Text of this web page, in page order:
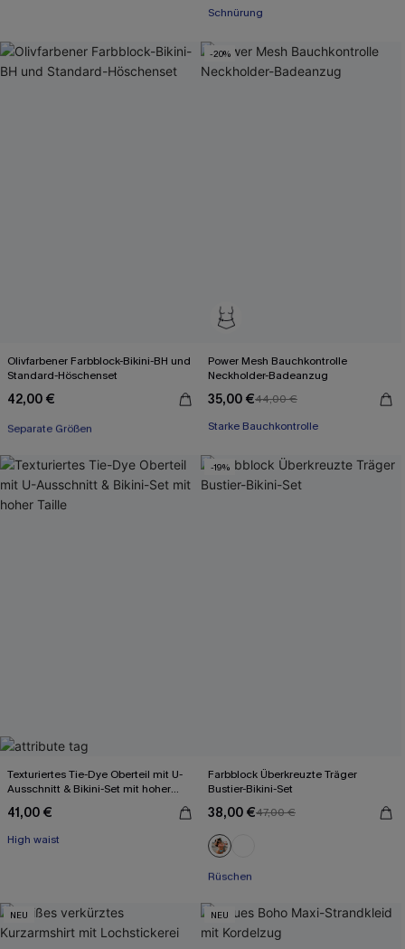
Schnürung
Olivfarbener Farbblock-Bikini-BH und
Standard-Höschenset
42,00 €
Mit Gratis-Maßband
Separate Größen
-20%
Power Mesh Bauchkontrolle
Neckholder-Badeanzug
35,00 €44,00 €
Starke Bauchkontrolle
Texturiertes Tie-Dye Oberteil mit U-
Ausschnitt & Bikini-Set mit hoher
41,00 €
High waist
-19%
Farbblock Überkreuzte Träger
Bustier-Bikini-Set
38,00 €47,00 €
Mit Gratis-Maßband
Rüschen
NEU NEU